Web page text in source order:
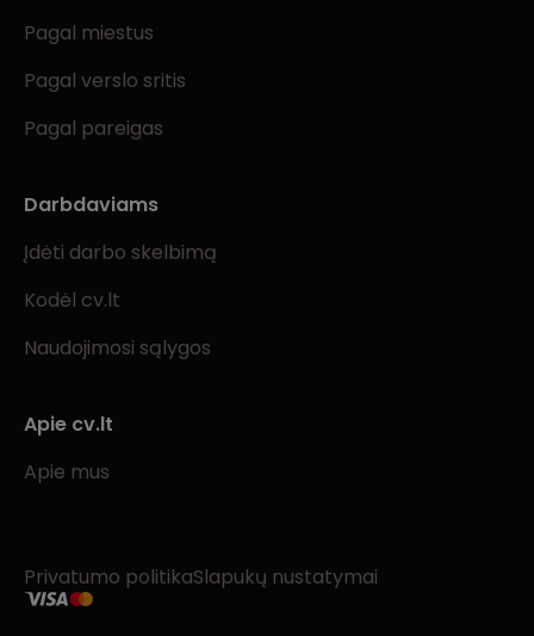
Pagal miestus
Pagal verslo sritis
Pagal pareigas
Darbdaviams
Įdėti darbo skelbimą
Kodėl cv.lt
Naudojimosi sąlygos
Apie cv.lt
Apie mus
Privatumo politikaSlapukų nustatymai